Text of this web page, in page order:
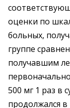
оценки по
больных,
группе
получавшим
500 мг 1 раз в
продолжался